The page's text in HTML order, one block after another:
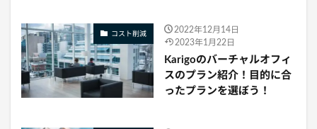
コスト削減
2022年12月14日
2023年1月22日
Karigoのバーチャルオフィ
スのプラン紹介！目的に合
ったプランを選ぼう！